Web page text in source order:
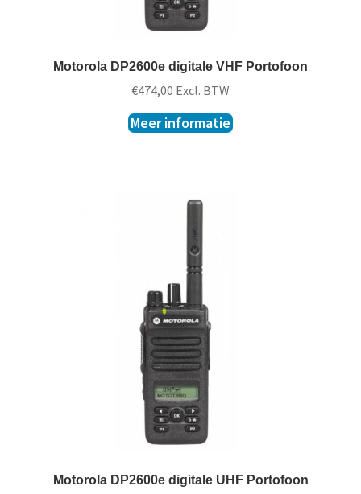
Motorola DP2600e digitale VHF Portofoon
€474,00 Excl. BTW
Meer informatie
Motorola DP2600e digitale UHF Portofoon